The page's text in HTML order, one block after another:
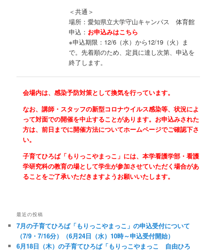
＜共通＞
場所：愛知県立大学守山キャンパス 体育館
申込： お申込みはこちら
※申込期限：12/6（水）から12/19（火）ま
で。先着順のため、定員に達し次第、申込を
終了します。
会場内は、感染予防対策として換気を行っています。
なお、講師・スタッフの新型コロナウイルス感染等、状況によ
って対面での開催を中止することがあります。お申込みされた
方は、前日までに開催方法についてホームページでご確認下さ
い。
子育てひろば「もりっこやまっこ」には、本学看護学部・看護
学研究科の教育の場として学生が参加させていただく場合があ
ることをご了承いただきますようお願いいたします。
最近の投稿
7月の子育てひろば「もりっこやまっこ」の申込受付について
（7/9・7/16分）（6月24日（水）10時～申込受付開始）
6月18日（木）の子育てひろば「もりっこやまっこ 自由ひろ